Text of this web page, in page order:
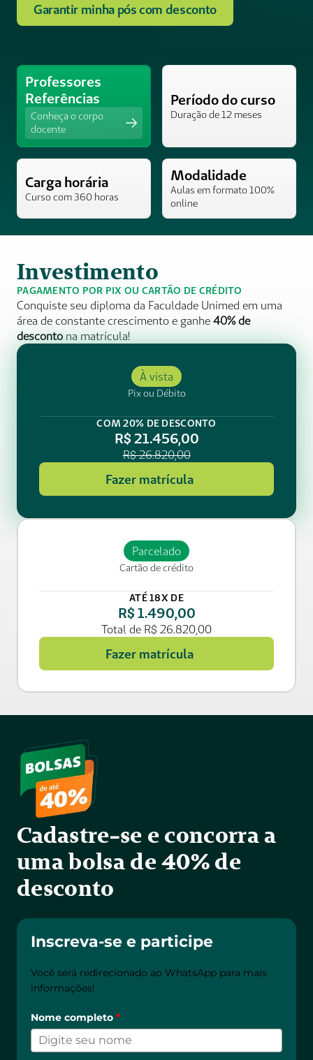
Garantir minha pós com desconto
Professores
Referências
Conheça o corpo
docente
Período do curso
Duração de 12 meses
Carga horária
Curso com 360 horas
Modalidade
Aulas em formato 100%
online
Investimento
PAGAMENTO POR PIX OU CARTÃO DE CRÉDITO
Conquiste seu diploma da Faculdade Unimed em uma
área de constante crescimento e ganhe 40% de
desconto na matrícula!
À vista
Pix ou Débito
COM 20% DE DESCONTO
R$ 21.456,00
R$ 26.820,00
Fazer matrícula
Parcelado
Cartão de crédito
ATÉ 18X DE
R$ 1.490,00
Total de R$ 26.820,00
Fazer matrícula
Cadastre-se e concorra a
uma bolsa de 40% de
desconto